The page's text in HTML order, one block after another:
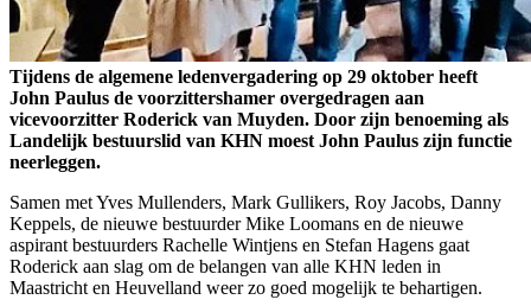
Tijdens de algemene ledenvergadering op 29 oktober heeft
John Paulus de voorzittershamer overgedragen aan
vicevoorzitter Roderick van Muyden. Door zijn benoeming als
Landelijk bestuurslid van KHN moest John Paulus zijn functie
neerleggen.
Samen met Yves Mullenders, Mark Gullikers, Roy Jacobs, Danny
Keppels, de nieuwe bestuurder Mike Loomans en de nieuwe
aspirant bestuurders Rachelle Wintjens en Stefan Hagens gaat
Roderick aan slag om de belangen van alle KHN leden in
Maastricht en Heuvelland weer zo goed mogelijk te behartigen.